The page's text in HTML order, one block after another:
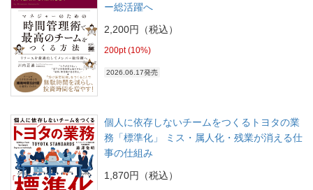
ー総活躍へ
2,200円（税込）
200pt (10%)
2026.06.17発売
個人に依存しないチームをつくるトヨタの業
務「標準化」 ミス・属人化・残業が消える仕
事の仕組み
1,870円（税込）